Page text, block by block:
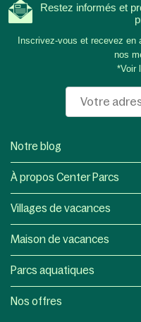
Restez informés et
Inscrivez-vous et recevez en
nos
*Voir
Notre blog
À propos Center Parcs
Villages de vacances
Maison de vacances
Parcs aquatiques
Nos offres